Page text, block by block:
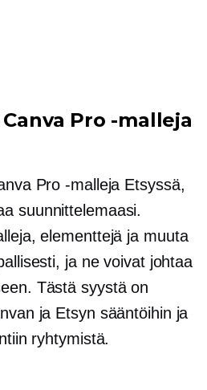
Pro -malleja
Pro -malleja Etsyssä,
suunnittelemaasi.
elementtejä ja muuta
ja ne voivat johtaa
Tästä syystä on
ja Etsyn sääntöihin ja
ryhtymistä.